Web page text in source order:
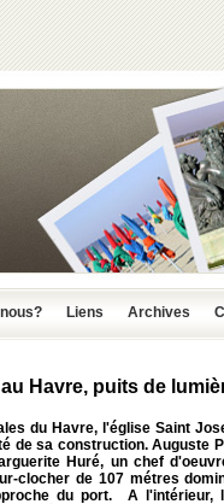
Liens Archives
Havre, puits de
du Havre, l'église Saint
de sa construction. Auguste
Huré, un chef
clocher de 107 métres
du port. A